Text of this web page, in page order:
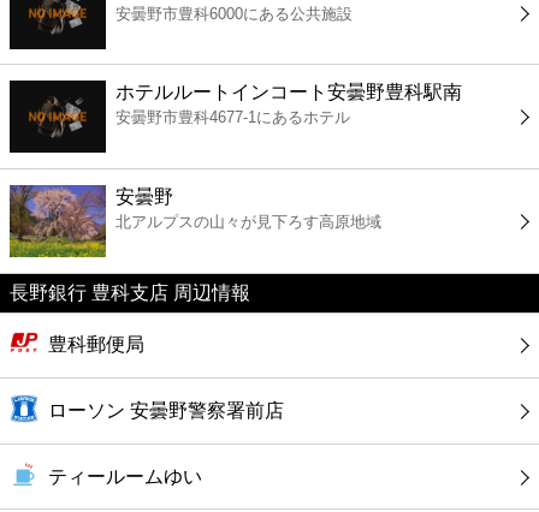
書店
ファミレス
カフェ
ショッピング
銀行
公共
病院
安曇野市豊科6000にある公共施設
ホテルルートインコート安曇野豊科駅南
安曇野市豊科4677-1にあるホテル
安曇野
北アルプスの山々が見下ろす高原地域
長野銀行 豊科支店 周辺情報
豊科郵便局
ローソン 安曇野警察署前店
ティールームゆい